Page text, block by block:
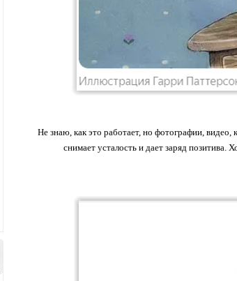
Не знаю, как это работает, но фотографии,
снимает усталость и дает заряд